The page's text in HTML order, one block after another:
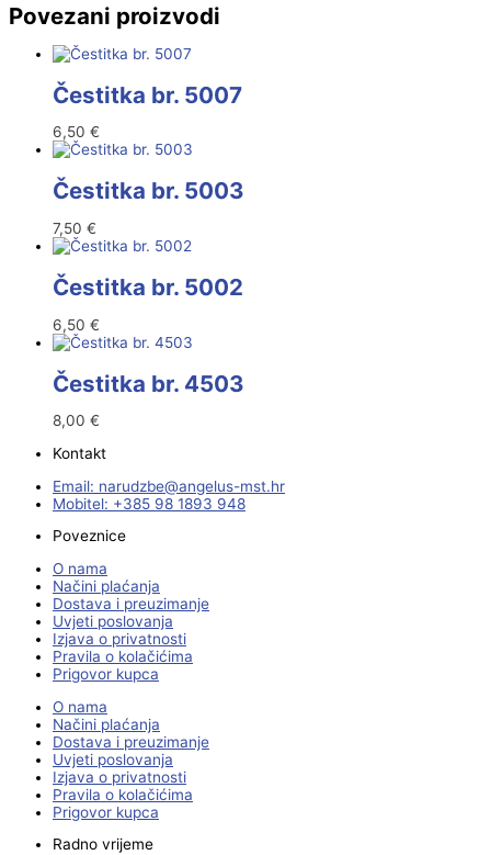
Povezani proizvodi
Čestitka br. 5007
6,50 €
Čestitka br. 5003
7,50 €
Čestitka br. 5002
6,50 €
Čestitka br. 4503
8,00 €
Kontakt
Email:
rh.tsm-sulegna
@ebzduran
Mobitel: +385 98 1893 948
Poveznice
O nama
Načini plaćanja
Dostava i preuzimanje
Uvjeti poslovanja
Izjava o privatnosti
Pravila o kolačićima
Prigovor kupca
O nama
Načini plaćanja
Dostava i preuzimanje
Uvjeti poslovanja
Izjava o privatnosti
Pravila o kolačićima
Prigovor kupca
Radno vrijeme